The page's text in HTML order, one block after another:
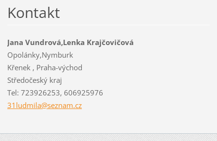
Kontakt
Jana Vundrová,Lenka Krajčovičová
Opolánky,Nymburk
Křenek , Praha-východ
Středočeský kraj
Tel: 723926253, 606925976
31ludmila@seznam.cz